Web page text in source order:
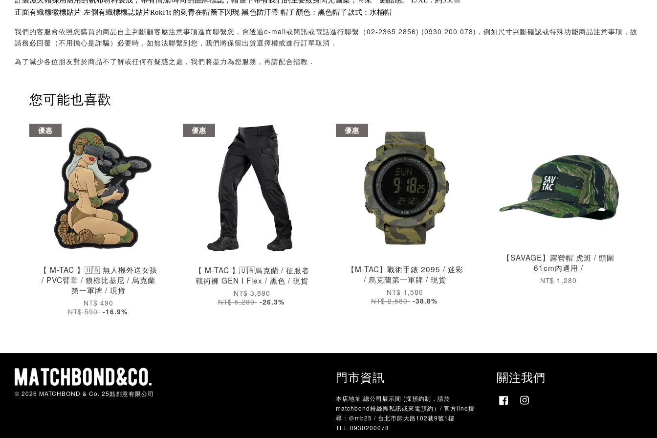
正面有織標徽標貼片 左側有織標標誌貼片RokFit 的刺青在帽簷下閃現 黑色防汗帶 帽子顏色：黑色帽子款式：水桶帽
我們的客服會依照您購買的商品自主判斷顧客應注意事項進而聯繫您，會透過e-mail或簡訊或電話進行聯繫（02-2365 2856) (0930 200 078)，例如尺寸判斷確認或特殊功能商品注意事項，故
請務必回覆（不用擔心是詐騙）必要時，如無法聯繫到您，我們將保留出貨選擇權或進行訂單取消．
為了減少各位朋友對於商品不了解或任何有疑惑之處，我們將盡力為您服務，再請配合指教．
您可能也喜歡
優惠
【 M-TAC 】🇺🇦 無人機外送女孩
/ PVC臂章 / 狼棕比基尼 / 烏克蘭
第一軍牌 / 現貨
NT$ 490
NT$ 590 -16.9%
優惠
【 M-TAC 】🇺🇦烏克蘭 / 征服者
戰術褲 GEN I Flex / 黑色 / 現貨
NT$ 3,890
NT$ 5,280 -26.3%
優惠
【M-TAC】戰術手錶 2095 / 迷彩
/ 烏克蘭第一軍牌 / 現貨
NT$ 1,580
NT$ 2,580 -38.8%
【SAVAGE】露營帽 虎斑 / 頭圍
61cm內適用 /
NT$ 1,280
© 2026 MATCHBOND & Co. 25點創意有限公司
門市資訊
本店地址:總公司展示間 (採預約制，請於
matchbond粉絲團私訊或來電預約）/ 官方line搜
尋：＠mb25 / 台北市師大路102巷9號1樓
TEL:0930200078
關注我們
Facebook